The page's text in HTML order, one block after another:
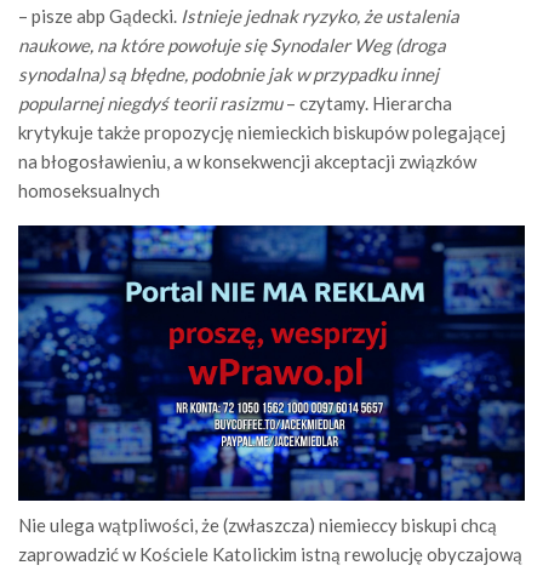
– pisze abp Gądecki. Istnieje jednak ryzyko, że ustalenia
naukowe, na które powołuje się Synodaler Weg (droga
synodalna) są błędne, podobnie jak w przypadku innej
popularnej niegdyś teorii rasizmu– czytamy. Hierarcha
krytykuje także propozycję niemieckich biskupów polegającej
na błogosławieniu, a w konsekwencji akceptacji związków
homoseksualnych
Nie ulega wątpliwości, że (zwłaszcza) niemieccy biskupi chcą
zaprowadzić w Kościele Katolickim istną rewolucję obyczajową